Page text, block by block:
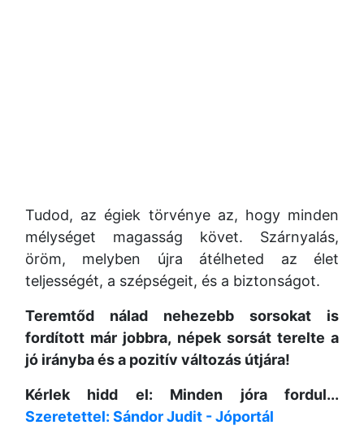
Tudod, az égiek törvénye az, hogy minden
mélységet magasság követ. Szárnyalás,
öröm, melyben újra átélheted az élet
teljességét, a szépségeit, és a biztonságot.
Teremtőd nálad nehezebb sorsokat is
fordított már jobbra, népek sorsát terelte a
jó irányba és a pozitív változás útjára!
Kérlek hidd el: Minden jóra fordul...
Szeretettel: Sándor Judit - Jóportál